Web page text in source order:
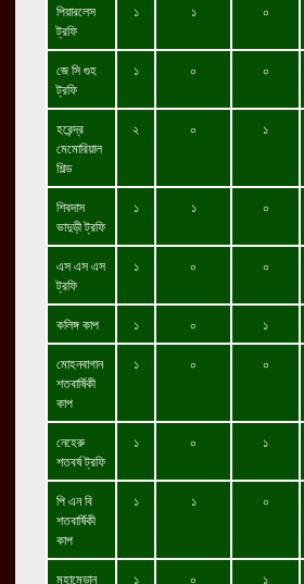
পিয়ারলেস
ট্রফি
১ ১ ০
জে সি গুহ
ট্রফি
১ ০ ০
হরেন্দ্র
মেমোরিয়াল
শিল্ড
২ ০ ১
শিবদাস
ভাদুড়ী ট্রফি
১ ১ ০
এস এস এস
ট্রফি
১ ০ ০
কলিঙ্গ কাপ ১ ০ ১
মোহনবাগান
শতবার্ষিকী
কাপ
১ ০ ০
নেহেরু
শতবর্ষ ট্রফি
১ ০ ১
পি এন বি
শতবার্ষিকী
কাপ
১ ১ ০
মহামেডান
১ ০ ১